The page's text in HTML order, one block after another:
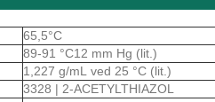
65,5°C
89-91 °C12 mm Hg (lit.)
1,227 g/mL ved 25 °C (lit.)
3328 | 2-ACETYLTHIAZOL